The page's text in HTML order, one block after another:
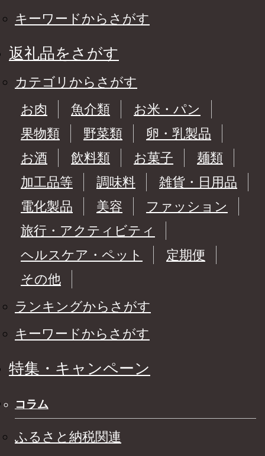
キーワードからさがす
返礼品をさがす
カテゴリからさがす
お肉
魚介類
お米・パン
果物類
野菜類
卵・乳製品
お酒
飲料類 お菓子
麺類
加工品等
調味料
雑貨・日用品
電化製品
美容
ファッション
旅行・アクティビティ
ヘルスケア・ペット
定期便
その他
ランキングからさがす
キーワードからさがす
特集・キャンペーン
コラム
ふるさと納税関連